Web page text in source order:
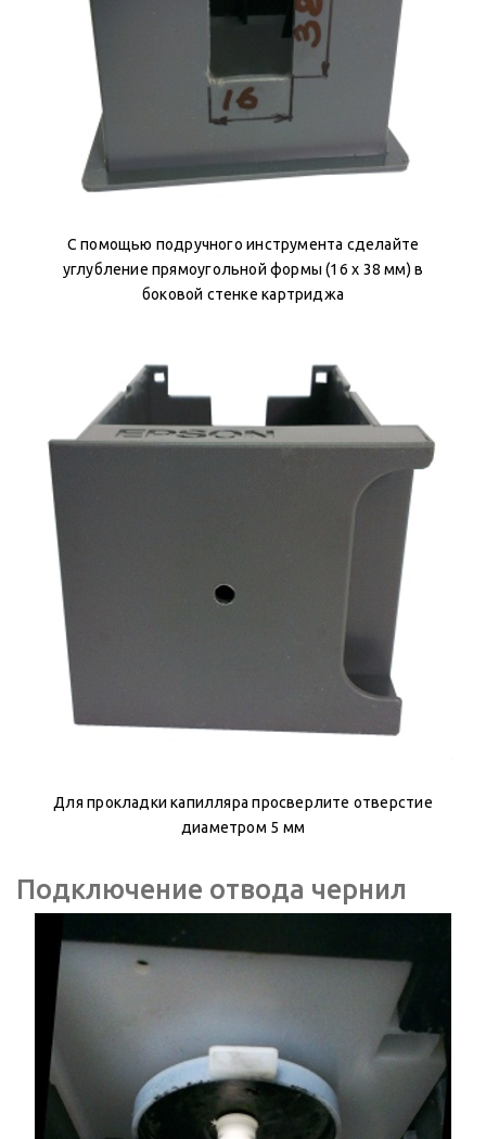
С помощью подручного инструмента сделайте
углубление прямоугольной формы (16 х 38 мм) в
боковой стенке картриджа
Для прокладки капилляра просверлите отверстие
диаметром 5 мм
Подключение отвода чернил